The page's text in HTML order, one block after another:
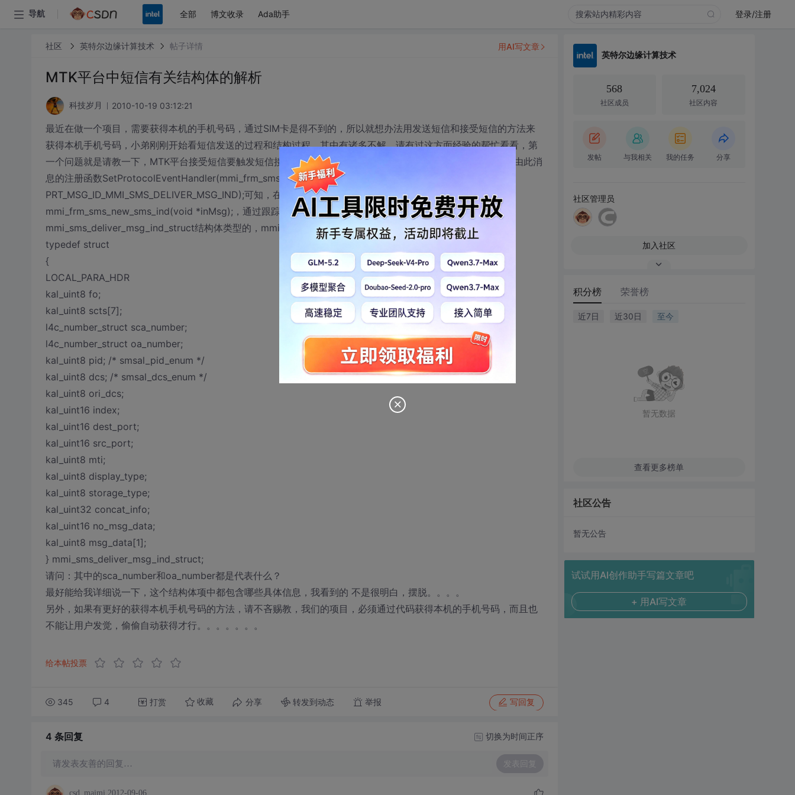
导航 全部 博文收录 Ada助手 登录/注册
社区 英特尔边缘计算技术 帖子详情
MTK平台中短信有关结构体的解析
科技岁月 2010-10-19 03:12:21
最近在做一个项目，需要获得本机的手机号码，通过SIM卡是得不到的，所以就想办法用发送短信和接受短信的方法来
获得本机手机号码，小弟刚刚开始看短信发送的过程和结构过程，其中有诸多不解，请有过这方面经验的帮忙看看，第
一个问题就是请教一下，MTK平台接受短信要触发短信接收消息PRT_MSG_ID_MMI_SMS_DELIVER_MSG_IND，由此消
息的注册函数SetProtocolEventHandler(mmi_frm_sms_new_sms_ind,
PRT_MSG_ID_MMI_SMS_DELIVER_MSG_IND);可知，在短信来到的时候，会调用函数
mmi_frm_sms_new_sms_ind(void *inMsg);，通过跟踪我看到了该函数所接受的数据是
mmi_sms_deliver_msg_ind_struct结构体类型的，mmi_sms_deliver_msg_ind_struct的结构体定义如下：
typedef struct
{
LOCAL_PARA_HDR
kal_uint8 fo;
kal_uint8 scts[7];
l4c_number_struct sca_number;
l4c_number_struct oa_number;
kal_uint8 pid; /* smsal_pid_enum */
kal_uint8 dcs; /* smsal_dcs_enum */
kal_uint8 ori_dcs;
kal_uint16 index;
kal_uint16 dest_port;
kal_uint16 src_port;
kal_uint8 mti;
kal_uint8 display_type;
kal_uint8 storage_type;
kal_uint32 concat_info;
kal_uint16 no_msg_data;
kal_uint8 msg_data[1];
} mmi_sms_deliver_msg_ind_struct;
请问：其中的sca_number和oa_number都是代表什么？
最好能给我详细说一下，这个结构体项中都包含哪些具体信息，我看到的 不是很明白，摆脱。。。。
另外，如果有更好的获得本机手机号码的方法，请不吝赐教，我们的项目，必须通过代码获得本机的手机号码，而且也
不能让用户发觉，偷偷自动获得才行。。。。。。。
给本帖投票
345 4 打赏 收藏 分享 转发到动态 举报 写回复
用AI写文章
4 条回复 切换为时间正序
请发表友善的回复… 发表回复
csd_maimi 2012-09-06
英特尔边缘计算技术
568
社区成员
7,024
社区内容
发帖 与我相关 我的任务 分享
社区管理员
加入社区
积分榜 荣誉榜
近7日 近30日 至今
暂无数据
查看更多榜单
社区公告
暂无公告
试试用AI创作助手写篇文章吧
+ 用AI写文章